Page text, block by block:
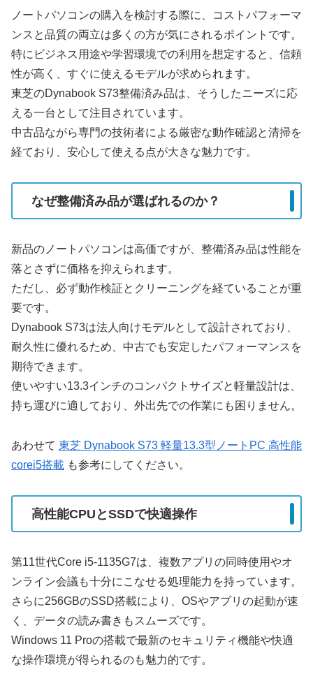
ノートパソコンの購入を検討する際に、コストパフォーマ
ンスと品質の両立は多くの方が気にされるポイントです。
特にビジネス用途や学習環境での利用を想定すると、信頼
性が高く、すぐに使えるモデルが求められます。
東芝のDynabook S73整備済み品は、そうしたニーズに応
える一台として注目されています。
中古品ながら専門の技術者による厳密な動作確認と清掃を
経ており、安心して使える点が大きな魅力です。
なぜ整備済み品が選ばれるのか？
新品のノートパソコンは高価ですが、整備済み品は性能を
落とさずに価格を抑えられます。
ただし、必ず動作検証とクリーニングを経ていることが重
要です。
Dynabook S73は法人向けモデルとして設計されており、
耐久性に優れるため、中古でも安定したパフォーマンスを
期待できます。
使いやすい13.3インチのコンパクトサイズと軽量設計は、
持ち運びに適しており、外出先での作業にも困りません。
あわせて 東芝 Dynabook S73 軽量13.3型ノートPC 高性能
corei5搭載 も参考にしてください。
高性能CPUとSSDで快適操作
第11世代Core i5-1135G7は、複数アプリの同時使用やオ
ンライン会議も十分にこなせる処理能力を持っています。
さらに256GBのSSD搭載により、OSやアプリの起動が速
く、データの読み書きもスムーズです。
Windows 11 Proの搭載で最新のセキュリティ機能や快適
な操作環境が得られるのも魅力的です。